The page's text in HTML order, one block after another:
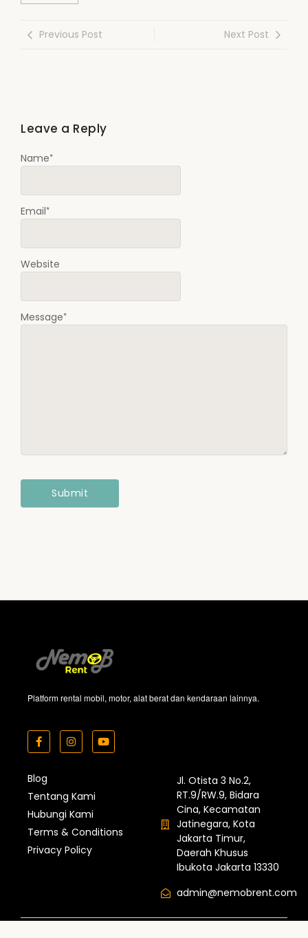
Previous Post Next Post
Leave a Reply
Message*
Name*
Email*
Website
Platform rental mobil, motor, alat berat dan kendaraan lainnya.
Blog
Tentang Kami
Hubungi Kami
Terms & Conditions
Privacy Policy
Jl. Otista 3 No.2,
RT.9/RW.9, Bidara
Cina, Kecamatan
Jatinegara, Kota
Jakarta Timur,
Daerah Khusus
Ibukota Jakarta 13330
admin@nemobrent.com